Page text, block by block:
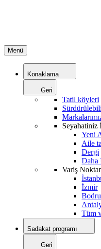
Menü
Konaklama
Geri
Tatil köyleri
Yeni
Aile
Dergi
Daha
Variş
İzmir
Tüm
Sadakat programı
Geri